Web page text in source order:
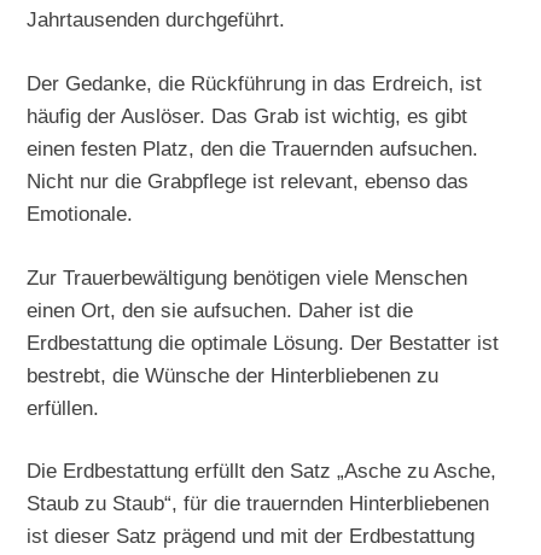
Jahrtausenden durchgeführt.
Der Gedanke, die Rückführung in das Erdreich, ist
häufig der Auslöser. Das Grab ist wichtig, es gibt
einen festen Platz, den die Trauernden aufsuchen.
Nicht nur die Grabpflege ist relevant, ebenso das
Emotionale.
Zur Trauerbewältigung benötigen viele Menschen
einen Ort, den sie aufsuchen. Daher ist die
Erdbestattung die optimale Lösung. Der Bestatter ist
bestrebt, die Wünsche der Hinterbliebenen zu
erfüllen.
Die Erdbestattung erfüllt den Satz „Asche zu Asche,
Staub zu Staub“, für die trauernden Hinterbliebenen
ist dieser Satz prägend und mit der Erdbestattung